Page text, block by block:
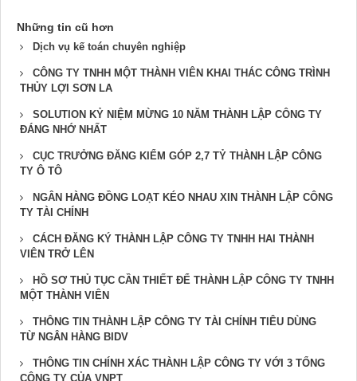
Những tin cũ hơn
Dịch vụ kế toán chuyên nghiệp
CÔNG TY TNHH MỘT THÀNH VIÊN KHAI THÁC CÔNG TRÌNH
THỦY LỢI SƠN LA
SOLUTION KỶ NIỆM MỪNG 10 NĂM THÀNH LẬP CÔNG TY
ĐÁNG NHỚ NHẤT
CỤC TRƯỞNG ĐĂNG KIỂM GÓP 2,7 TỶ THÀNH LẬP CÔNG
TY Ô TÔ
NGÂN HÀNG ĐỒNG LOẠT KÉO NHAU XIN THÀNH LẬP CÔNG
TY TÀI CHÍNH
CÁCH ĐĂNG KÝ THÀNH LẬP CÔNG TY TNHH HAI THÀNH
VIÊN TRỞ LÊN
HỒ SƠ THỦ TỤC CẦN THIẾT ĐỂ THÀNH LẬP CÔNG TY TNHH
MỘT THÀNH VIÊN
THÔNG TIN THÀNH LẬP CÔNG TY TÀI CHÍNH TIÊU DÙNG
TỪ NGÂN HÀNG BIDV
THÔNG TIN CHÍNH XÁC THÀNH LẬP CÔNG TY VỚI 3 TỔNG
CÔNG TY CỦA VNPT